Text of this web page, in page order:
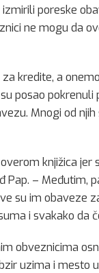
poreske
ne mogu da
kredite, a
posao
Mnogi od
knjižica
Pap. – Međutim,
su im obaveze
i svakako da
obveznicima
uzima i mesto